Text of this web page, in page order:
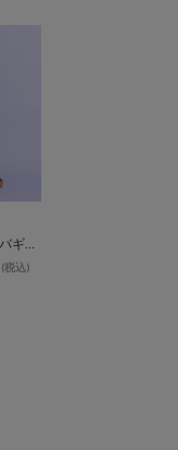
ニータックデニムバギーパンツ
(税込)